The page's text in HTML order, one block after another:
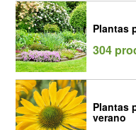
Plantas
304
Plantas
verano